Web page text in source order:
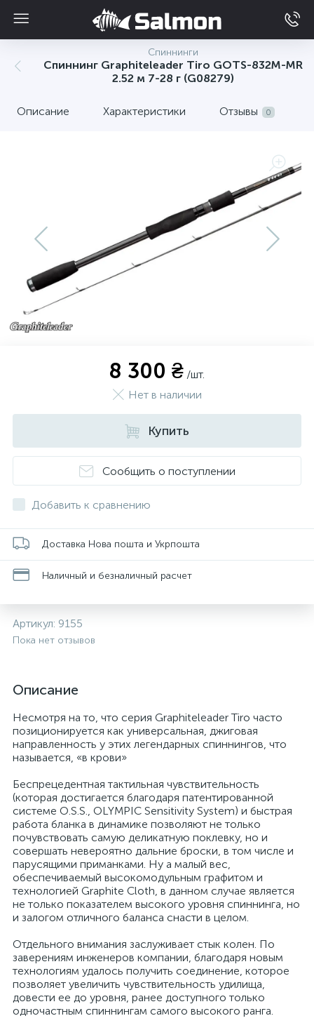
Спиннинги
Спиннинг Graphiteleader Tiro GOTS-832M-MR
2.52 м 7-28 г (G08279)
Описание Характеристики Отзывы 0
8 300 ₴ /шт.
Нет в наличии
Купить
Сообщить о поступлении
Добавить к сравнению
Доставка Нова пошта и Укрпошта
Наличный и безналичный расчет
Артикул: 9155
Пока нет отзывов
Описание
Несмотря на то, что серия Graphiteleader Tiro часто
позиционируется как универсальная, джиговая
направленность у этих легендарных спиннингов, что
называется, «в крови»
Беспрецедентная тактильная чувствительность
(которая достигается благодаря патентированной
системе O.S.S., OLYMPIC Sensitivity System) и быстрая
работа бланка в динамике позволяют не только
почувствовать самую деликатную поклевку, но и
совершать невероятно дальние броски, в том числе и
парусящими приманками. Ну а малый вес,
обеспечиваемый высокомодульным графитом и
технологией Graphite Cloth, в данном случае является
не только показателем высокого уровня спиннинга, но
и залогом отличного баланса снасти в целом.
Отдельного внимания заслуживает стык колен. По
заверениям инженеров компании, благодаря новым
технологиям удалось получить соединение, которое
позволяет увеличить чувствительность удилища,
довести ее до уровня, ранее доступного только
одночастным спиннингам самого высокого ранга.